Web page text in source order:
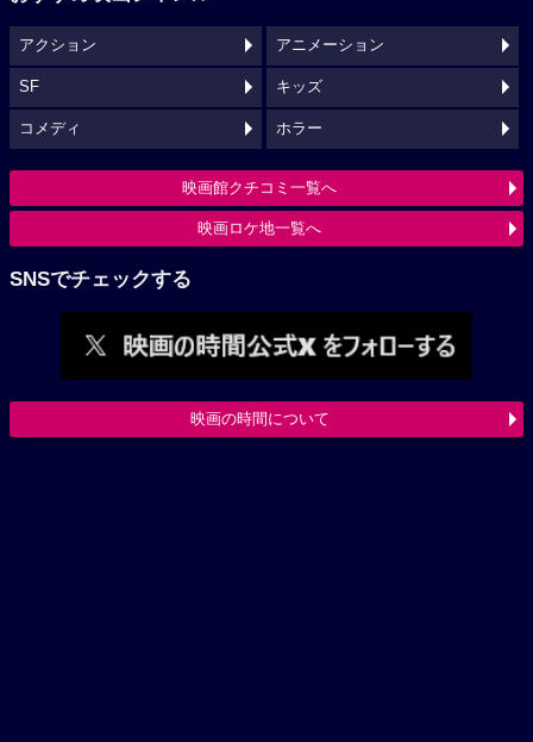
アクション アニメーション
SF キッズ
コメディ ホラー
映画館クチコミ一覧へ
映画ロケ地一覧へ
SNSでチェックする
映画の時間について